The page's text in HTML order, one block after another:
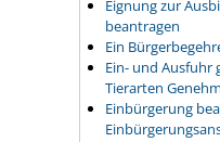
Eignung zur
beantragen
Ein
Ein- und Ausfuhr
Tierarten
Einbürgerung